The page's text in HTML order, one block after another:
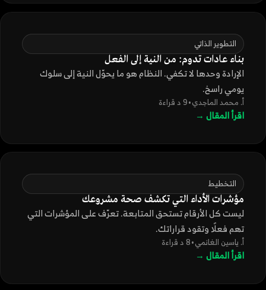
التطوير الذاتي
بناء عادات تدوم: من النية إلى الفعل
الإرادة وحدها لا تكفي. النظام هو ما يحوّل النية إلى سلوك
يومي راسخ.
أ. محمد الماجدي•9 د قراءة
اقرأ المقال →
التخطيط
مؤشرات الأداء التي تكشف صحة مشروعك
ليست كل الأرقام تستحق المتابعة. تعرّف على المؤشرات التي
تهم فعلًا وتقود قراراتك.
أ. ياسين الغانمي•8 د قراءة
اقرأ المقال →